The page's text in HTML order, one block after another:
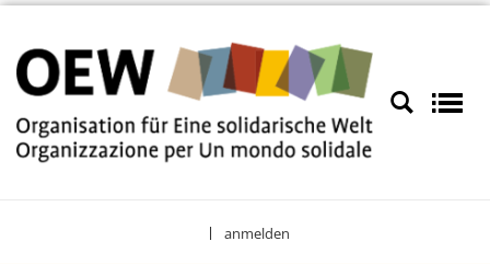
anmelden